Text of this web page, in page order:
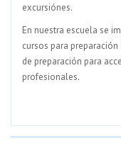
excursiónes.
En nuestra escuela se
cursos para
de preparación para
profesionales.